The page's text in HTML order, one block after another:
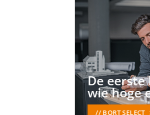
De eerste
wie hoge
// BORT SELECT